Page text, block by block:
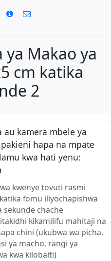
Makao ya
cm katika
2
au kamera mbele ya
hapa na mpate
kwa hati yenu:
kwenye tovuti rasmi
fomu iliyochapishwa
sekunde chache
kikamilifu mahitaji na
chini (ukubwa wa picha,
ya macho, rangi ya
kwa kilobaiti)